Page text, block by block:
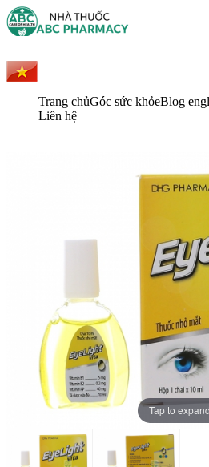
Trang chủGóc sức khỏeBlog
Liên hệ
Tap to expand